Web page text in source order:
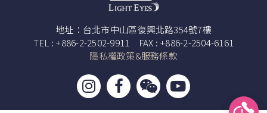
地址：台北市中山區復興北路354號7樓
TEL : +886-2-2502-9911 FAX : +886-2-2504-6161
隱私權政策&服務條款